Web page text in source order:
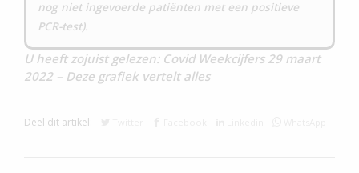
nog niet ingevoerde patiënten met een positieve
PCR-test).
U heeft zojuist gelezen: Covid Weekcijfers 29 maart
2022 – Deze grafiek vertelt alles
Deel dit artikel: